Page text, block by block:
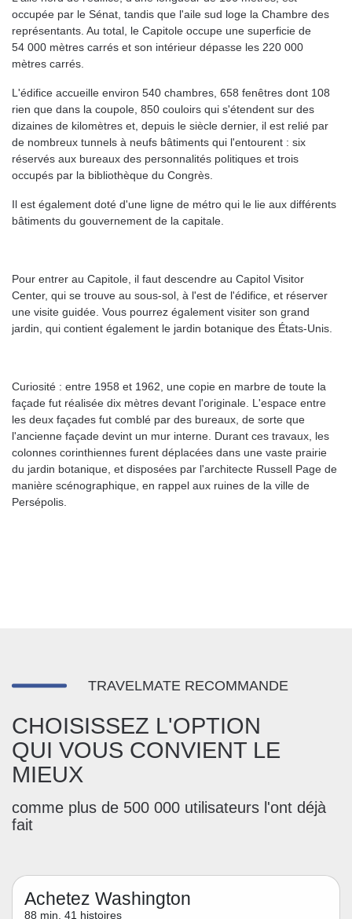
occupée par le Sénat, tandis que l'aile sud loge la Chambre des
représentants. Au total, le Capitole occupe une superficie de
54 000 mètres carrés et son intérieur dépasse les 220 000
mètres carrés.
L'édifice accueille environ 540 chambres, 658 fenêtres dont 108
rien que dans la coupole, 850 couloirs qui s'étendent sur des
dizaines de kilomètres et, depuis le siècle dernier, il est relié par
de nombreux tunnels à neufs bâtiments qui l'entourent : six
réservés aux bureaux des personnalités politiques et trois
occupés par la bibliothèque du Congrès.
Il est également doté d'une ligne de métro qui le lie aux différents
bâtiments du gouvernement de la capitale.
Pour entrer au Capitole, il faut descendre au Capitol Visitor
Center, qui se trouve au sous-sol, à l'est de l'édifice, et réserver
une visite guidée. Vous pourrez également visiter son grand
jardin, qui contient également le jardin botanique des États-Unis.
Curiosité : entre 1958 et 1962, une copie en marbre de toute la
façade fut réalisée dix mètres devant l'originale. L'espace entre
les deux façades fut comblé par des bureaux, de sorte que
l'ancienne façade devint un mur interne. Durant ces travaux, les
colonnes corinthiennes furent déplacées dans une vaste prairie
du jardin botanique, et disposées par l'architecte Russell Page de
manière scénographique, en rappel aux ruines de la ville de
Persépolis.
TRAVELMATE RECOMMANDE
CHOISISSEZ L'OPTION
QUI VOUS CONVIENT LE
MIEUX
comme plus de 500 000 utilisateurs l'ont déjà
fait
Achetez Washington
88 min, 41 histoires